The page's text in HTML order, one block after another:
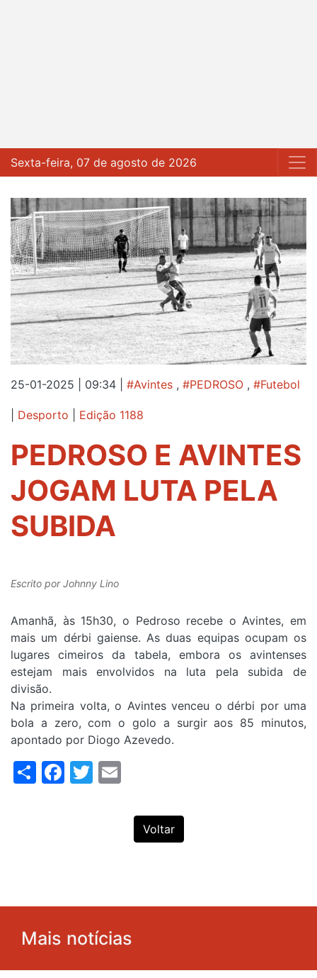
Sexta-feira, 07 de agosto de 2026
25-01-2025 | 09:34 #Avintes , #PEDROSO , #Futebol
Desporto Edição 1188
PEDROSO E AVINTES
JOGAM LUTA PELA
SUBIDA
Escrito porJohnny Lino
Amanhã, às 15h30, o Pedroso recebe o Avintes, em
mais um dérbi gaiense. As duas equipas ocupam os
lugares cimeiros da tabela, embora os avintenses
estejam mais envolvidos na luta pela subida de
divisão.
Na primeira volta, o Avintes venceu o dérbi por uma
bola a zero, com o golo a surgir aos 85 minutos,
apontado por Diogo Azevedo.
ShareFacebook
Twitter
Voltar
Mais notícias